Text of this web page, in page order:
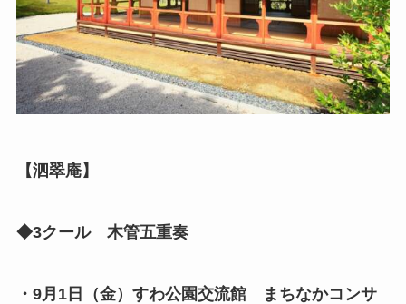
【泗翠庵】
◆3クール 木管五重奏
・9月1日（金） すわ公園交流館 まちなかコンサ